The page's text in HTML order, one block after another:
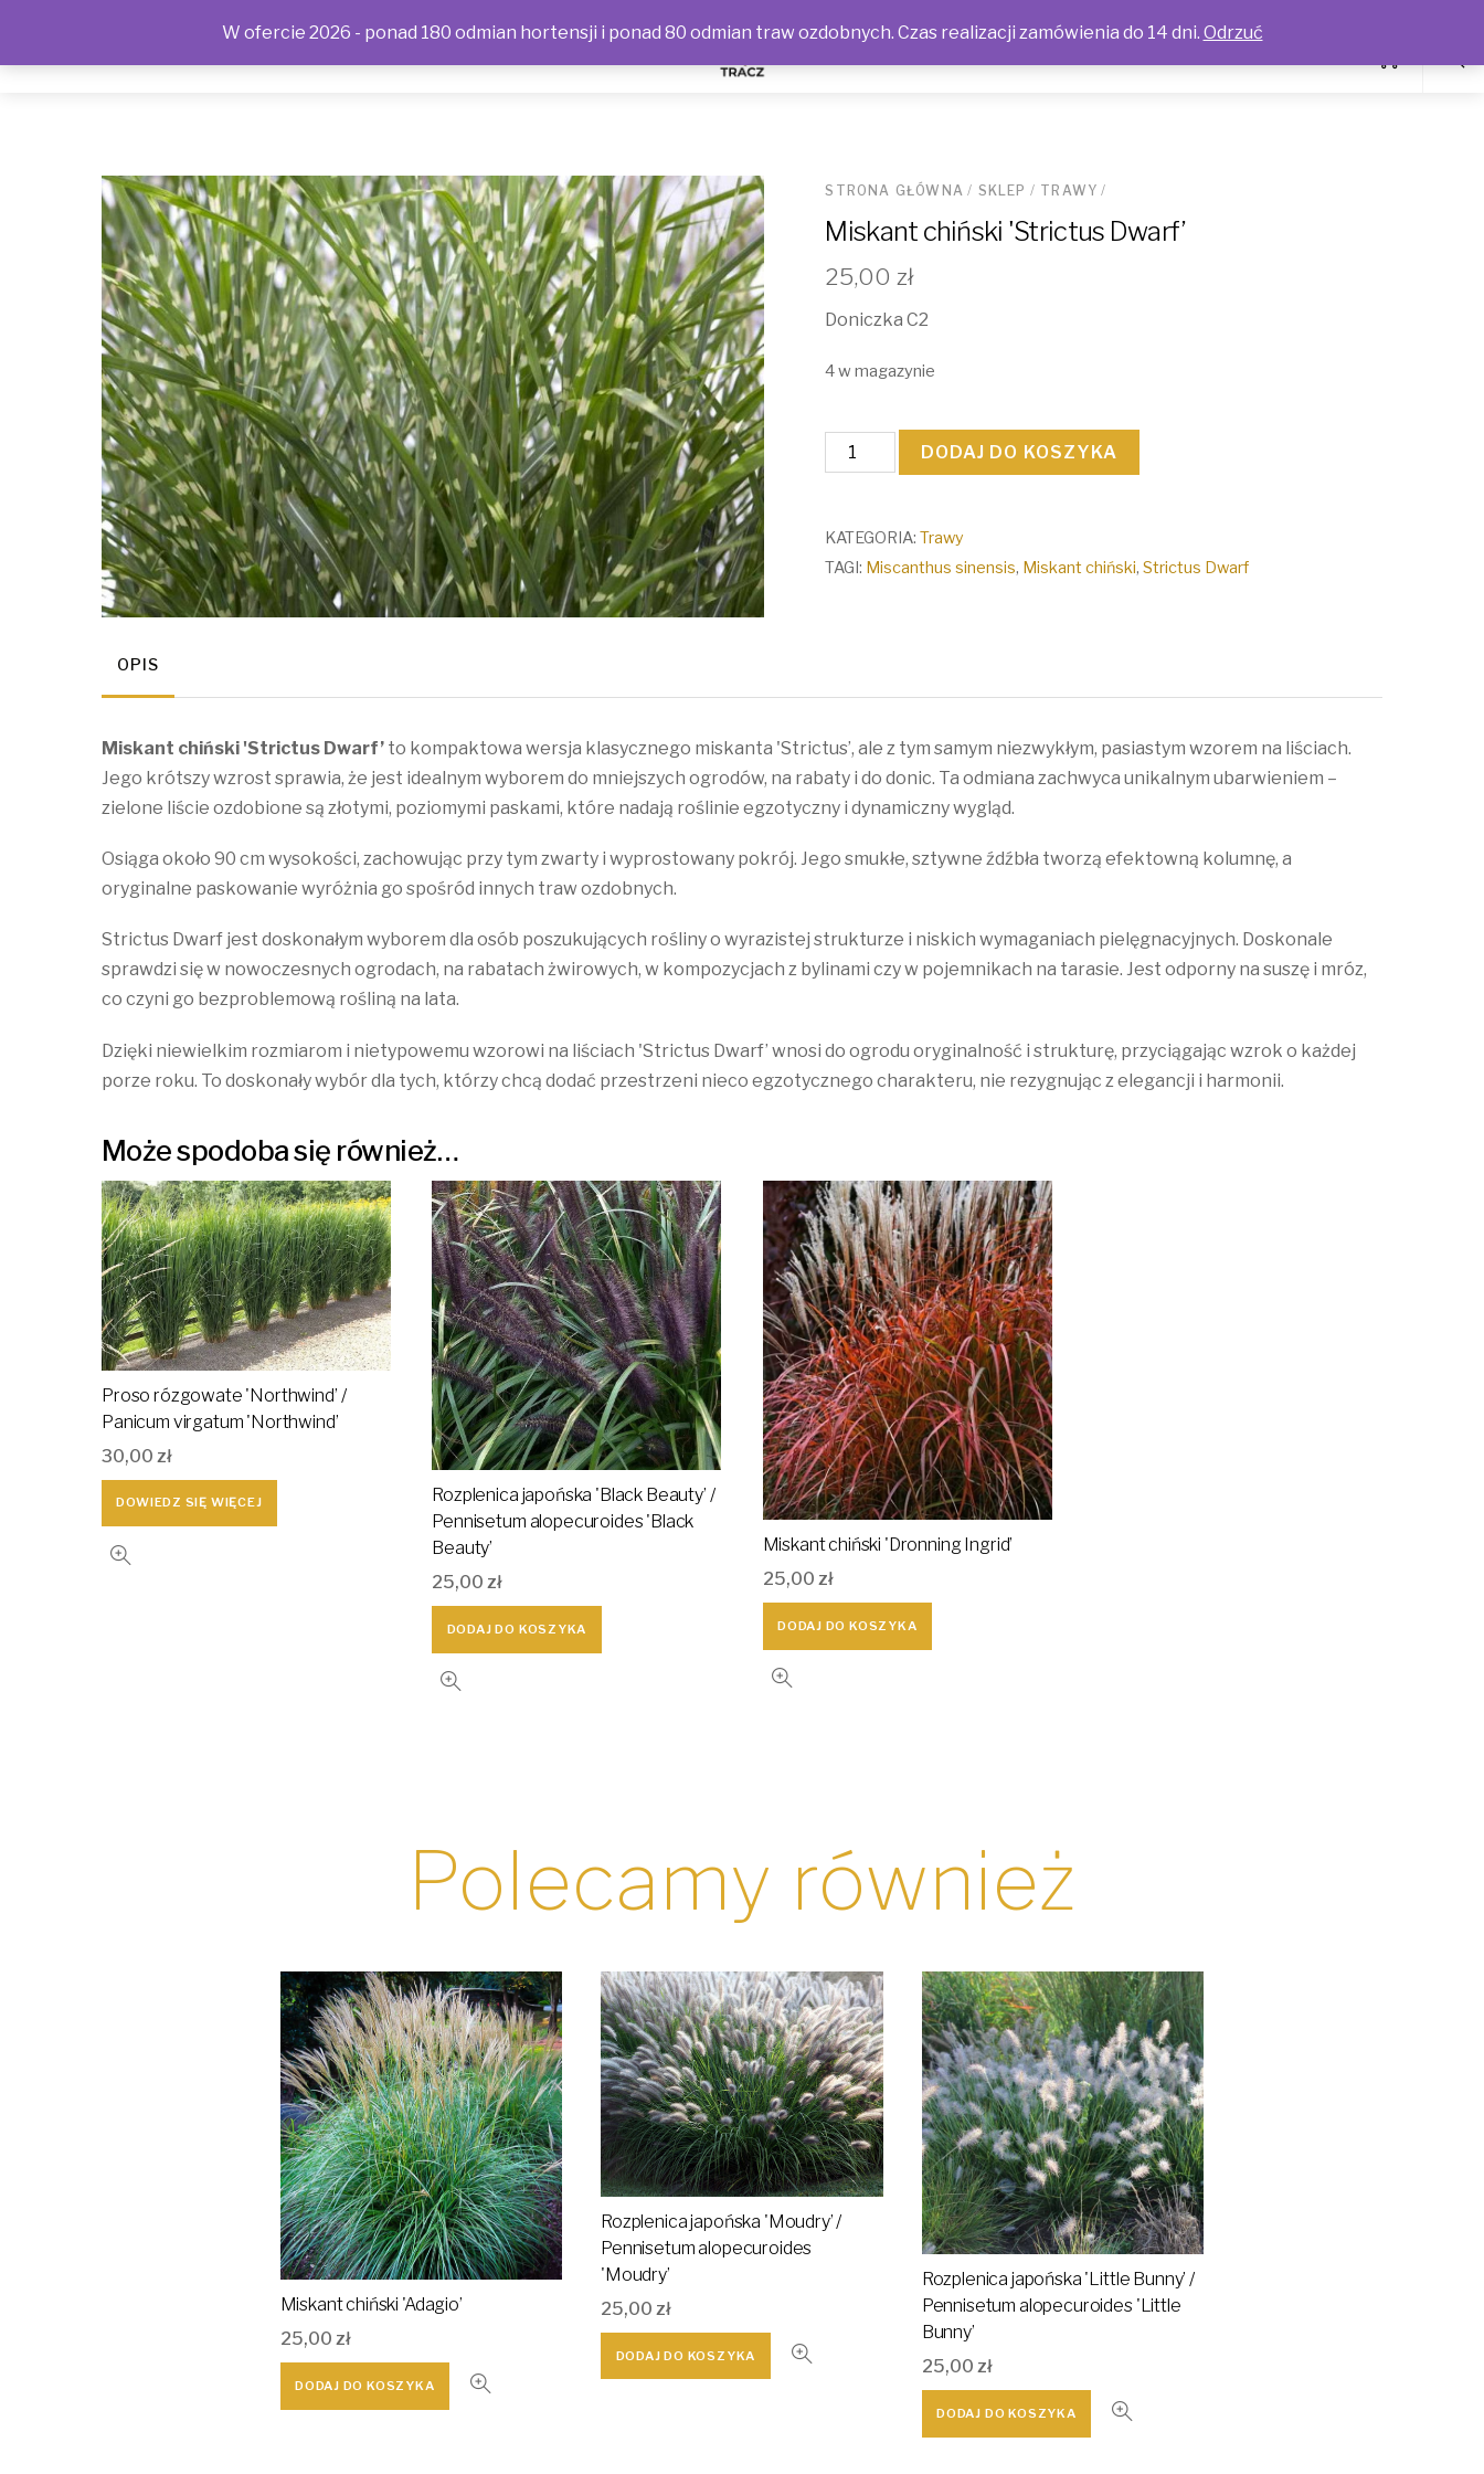
STRONA GŁÓWNA / SKLEP / TRAWY /
Miskant chiński 'Strictus Dwarf’
25,00 zł
Doniczka C2
4 w magazynie
ilość
Miskant
'Strictus
Dwarf'
DODAJ DO KOSZYKA
KATEGORIA:Trawy
TAGI: Miscanthus sinensis, Miskant chiński,Strictus Dwarf
OPIS
Miskant chiński 'Strictus Dwarf’ to kompaktowa wersja klasycznego miskanta 'Strictus’, ale z tym samym niezwykłym, pasiastym wzorem na liściach.
Jego krótszy wzrost sprawia, że jest idealnym wyborem do mniejszych ogrodów, na rabaty i do donic. Ta odmiana zachwyca unikalnym ubarwieniem –
zielone liście ozdobione są złotymi, poziomymi paskami, które nadają roślinie egzotyczny i dynamiczny wygląd.
Osiąga około 90 cm wysokości, zachowując przy tym zwarty i wyprostowany pokrój. Jego smukłe, sztywne źdźbła tworzą efektowną kolumnę, a
oryginalne paskowanie wyróżnia go spośród innych traw ozdobnych.
Strictus Dwarf jest doskonałym wyborem dla osób poszukujących rośliny o wyrazistej strukturze i niskich wymaganiach pielęgnacyjnych. Doskonale
sprawdzi się w nowoczesnych ogrodach, na rabatach żwirowych, w kompozycjach z bylinami czy w pojemnikach na tarasie. Jest odporny na suszę i mróz,
co czyni go bezproblemową rośliną na lata.
Dzięki niewielkim rozmiarom i nietypowemu wzorowi na liściach 'Strictus Dwarf’ wnosi do ogrodu oryginalność i strukturę, przyciągając wzrok o każdej
porze roku. To doskonały wybór dla tych, którzy chcą dodać przestrzeni nieco egzotycznego charakteru, nie rezygnując z elegancji i harmonii.
Może spodoba się również…
Proso rózgowate 'Northwind’ /
Panicum virgatum 'Northwind’
30,00 zł
DOWIEDZ SIĘ WIĘCEJ
Rozplenica japońska 'Black Beauty’ /
Pennisetum alopecuroides 'Black
Beauty’
25,00zł
DODAJ DO KOSZYKA
Miskant chiński 'Dronning Ingrid’
25,00 zł
DODAJ DO KOSZYKA
Polecamy również
Miskant chiński 'Adagio’
25,00 zł
DODAJ DO KOSZYKA
Rozplenica japońska 'Moudry’ /
Pennisetum alopecuroides
'Moudry’
25,00 zł
DODAJ DO KOSZYKA
Rozplenica japońska 'Little Bunny’ /
Pennisetum alopecuroides 'Little
Bunny’
25,00 zł
DODAJ DO KOSZYKA
W ofercie 2026 - ponad 180 odmian hortensji i ponad 80 odmian traw ozdobnych. Czas realizacji zamówienia do 14 dni. Odrzuć